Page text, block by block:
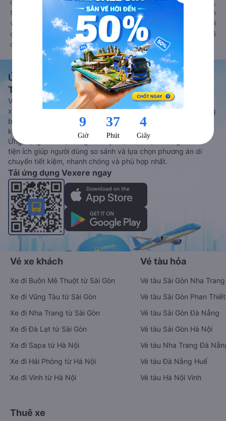
đặt vé cho phép người dùng so sánh giá cả, giờ khởi hành,
thời gian di chuyển của nhiều phương tiện máy bay, xe khách
và tàu hoả. Hệ thống của Goyolo được liên kết trực tiếp với
các hãng máy bay, xe khách và tàu hoả, luôn đảm bảo có vé
cho bạn di chuyển.
Ứng dụng đặt vé Xe khách, Máy bay,
Tàu hoả và Thuê xe
Vexere - ứng dụng đặt vé đa phương tiện với hơn 3000+ nhà
xe chất lượng cao, 5000+ tuyến đường toàn quốc, tất cả hãng
bay và hãng tàu cùng dịch vụ thuê xe máy, xe du lịch phủ
khắp các tỉnh thành tại Việt Nam.
Ứng dụng hiển thị thông tin đầy đủ, minh bạch cùng vô vàn
tiện ích giúp người dùng so sánh và lựa chọn phương án di
chuyển tiết kiệm, nhanh chóng và phù hợp nhất.
Tải ứng dụng Vexere ngay
Vé xe khách
Xe đi Buôn Mê Thuột từ Sài Gòn
Xe đi Vũng Tàu từ Sài Gòn
Xe đi Nha Trang từ Sài Gòn
Xe đi Đà Lạt từ Sài Gòn
Xe đi Sapa từ Hà Nội
Xe đi Hải Phòng từ Hà Nội
Xe đi Vinh từ Hà Nội
Vé tàu hỏa
Vé tàu Sài Gòn Nha Trang
Vé tàu Sài Gòn Phan Thiết
Vé tàu Sài Gòn Đà Nẵng
Vé tàu Sài Gòn Hà Nội
Vé tàu Nha Trang Đà
Vé tàu Đà Nẵng Huế
Vé tàu Hà Nội Vinh
Thuê xe